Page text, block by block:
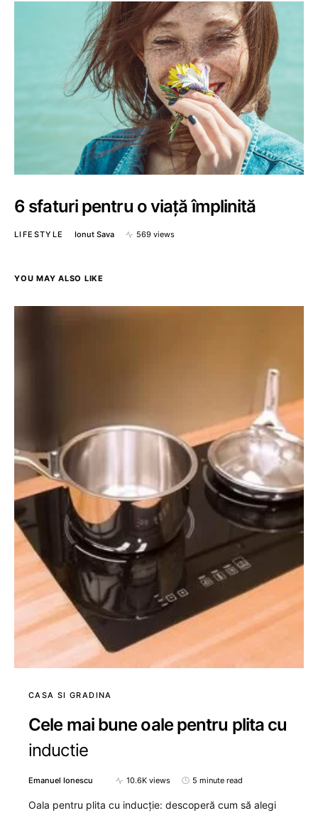
6 sfaturi pentru o viață împlinită
LIFESTYLE Ionut Sava 569 views
YOU MAY ALSO LIKE
CASA SI GRADINA
Cele mai bune oale pentru plita cu
inductie
Emanuel Ionescu 10.6K views 5 minute read
Oala pentru plita cu inducție: descoperă cum să alegi